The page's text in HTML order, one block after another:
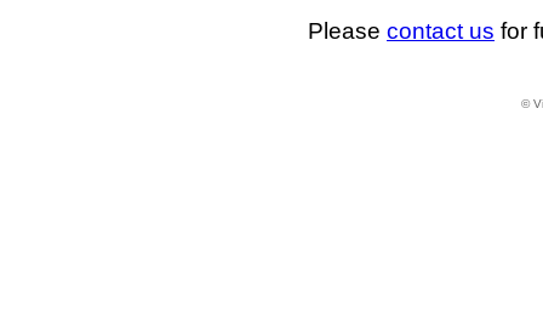
Please contact us for
©